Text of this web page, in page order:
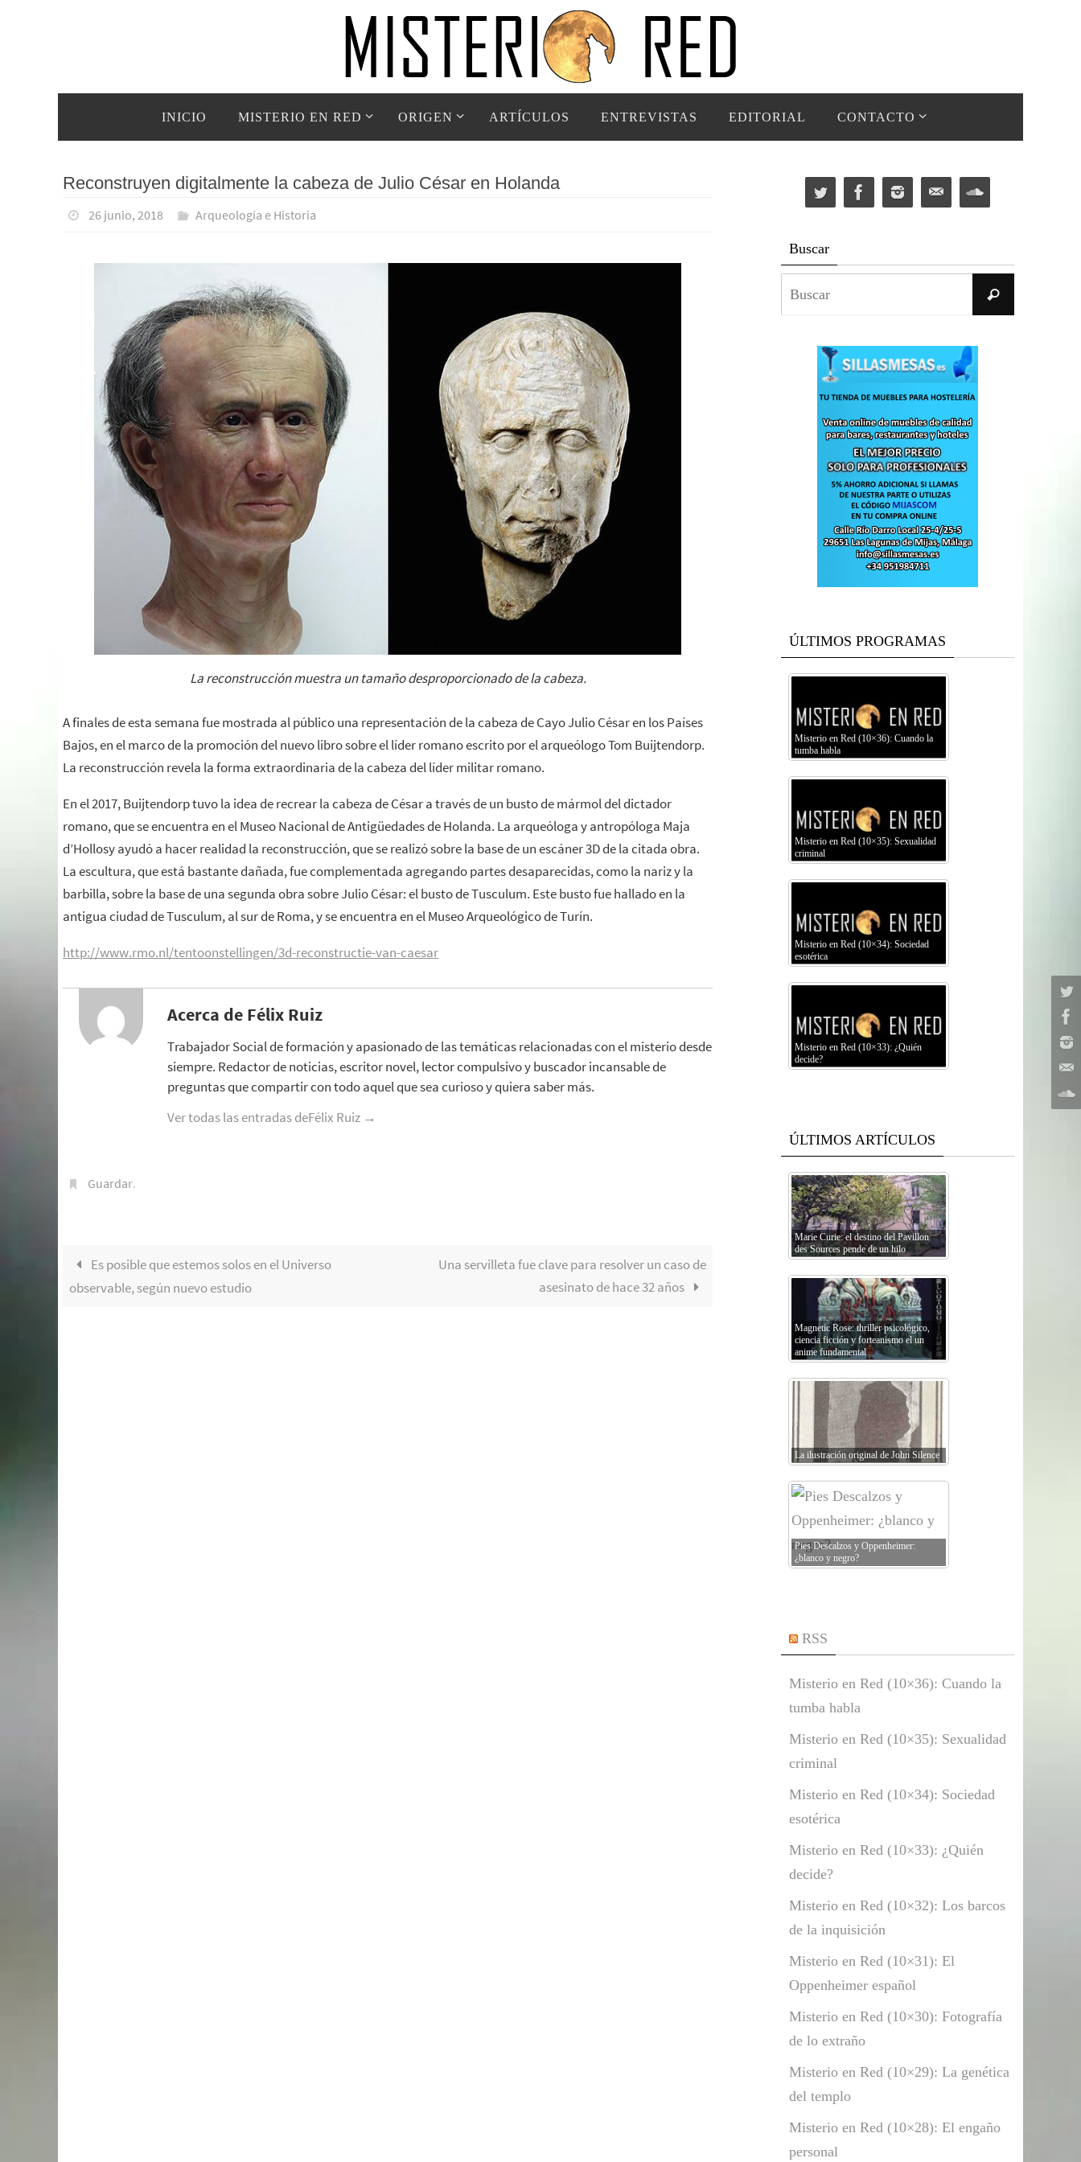
contenido
INICIO MISTERIO EN RED ORIGEN ARTÍCULOS ENTREVISTAS EDITORIAL CONTACTO
Reconstruyen digitalmente la cabeza de Julio César en Holanda
26 junio, 2018 Arqueología e Historia
La reconstrucción muestra un tamaño desproporcionado de la cabeza.
A finales de esta semana fue mostrada al público una representación de la cabeza de Cayo Julio César en los Países
Bajos, en el marco de la promoción del nuevo libro sobre el líder romano escrito por el arqueólogo Tom Buijtendorp.
La reconstrucción revela la forma extraordinaria de la cabeza del líder militar romano.
En el 2017, Buijtendorp tuvo la idea de recrear la cabeza de César a través de un busto de mármol del dictador
romano, que se encuentra en el Museo Nacional de Antigüedades de Holanda. La arqueóloga y antropóloga Maja
d’Hollosy ayudó a hacer realidad la reconstrucción, que se realizó sobre la base de un escáner 3D de la citada obra.
La escultura, que está bastante dañada, fue complementada agregando partes desaparecidas, como la nariz y la
barbilla, sobre la base de una segunda obra sobre Julio César: el busto de Tusculum. Este busto fue hallado en la
antigua ciudad de Tusculum, al sur de Roma, y se encuentra en el Museo Arqueológico de Turín.
http://www.rmo.nl/tentoonstellingen/3d-reconstructie-van-caesar
Acerca de Félix Ruiz
Trabajador Social de formación y apasionado de las temáticas relacionadas con el misterio desde
siempre. Redactor de noticias, escritor novel, lector compulsivo y buscador incansable de
preguntas que compartir con todo aquel que sea curioso y quiera saber más.
Ver todas las entradas deFélix Ruiz →
Guardar.
Es posible que estemos solos en el Universo
observable, según nuevo estudio
Una servilleta fue clave para resolver un caso de
asesinato de hace 32 años
Buscar
Buscar
ÚLTIMOS PROGRAMAS
Misterio en Red (10×36): Cuando la
tumba habla
Misterio en Red (10×35): Sexualidad
criminal
Misterio en Red (10×34): Sociedad
esotérica
Misterio en Red (10×33): ¿Quién
decide?
ÚLTIMOS ARTÍCULOS
Marie Curie: el destino del Pavillon
des Sources pende de un hilo
Magnetic Rose: thriller psicológico,
ciencia ficción y forteanismo el un
anime fundamental
La ilustración original de John Silence
Pies Descalzos y Oppenheimer:
¿blanco y negro?
RSS
Misterio en Red (10×36): Cuando la
tumba habla
Misterio en Red (10×35): Sexualidad
criminal
Misterio en Red (10×34): Sociedad
esotérica
Misterio en Red (10×33): ¿Quién
decide?
Misterio en Red (10×32): Los barcos
de la inquisición
Misterio en Red (10×31): El
Oppenheimer español
Misterio en Red (10×30): Fotografía
de lo extraño
Misterio en Red (10×29): La genética
del templo
Misterio en Red (10×28): El engaño
personal